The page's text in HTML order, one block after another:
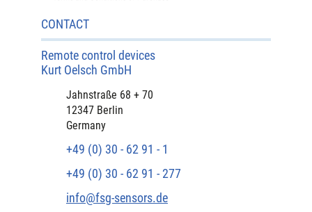
CONTACT
Remote control devices
Kurt Oelsch GmbH
Jahnstraße 68 + 70
12347 Berlin
Germany
+49 (0) 30 - 62 91 - 1
+49 (0) 30 - 62 91 - 277
info@fsg-sensors.de